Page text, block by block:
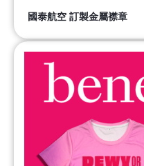
國泰航空 訂製金屬襟章